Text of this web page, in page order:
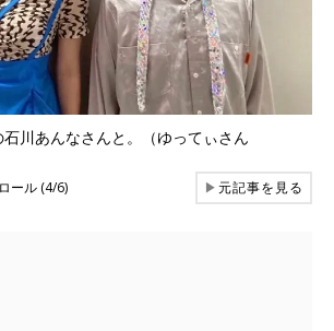
川あんなさんと。（ゆってぃさん
ール (4/6) ▶元記事を見る